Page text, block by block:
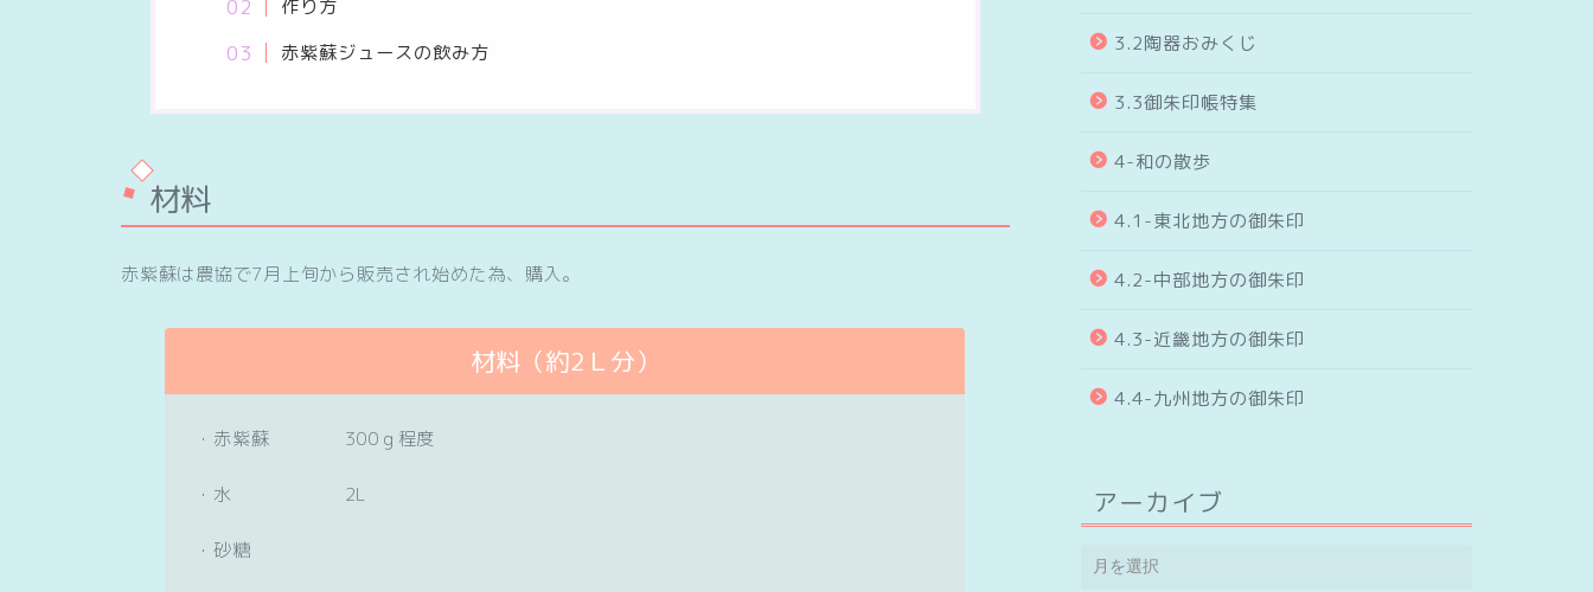
作り方
赤紫蘇ジュースの飲み方
材料
赤紫蘇は農協で7月上旬から販売され始めた為、購入。
材料（約2Ｌ分）
・赤紫蘇 300ｇ程度
・水 2L
・砂糖
3.2陶器おみくじ
3.3御朱印帳特集
4-和の散歩
4.1-東北地方の御朱印
4.2-中部地方の御朱印
4.3-近畿地方の御朱印
4.4-九州地方の御朱印
アーカイブ